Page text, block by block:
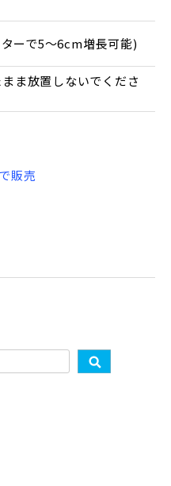
ーで5～6cm増長可能)
ま放置しないでくださ
販売